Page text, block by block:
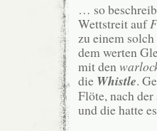
… so
Wettstreit auf
zu einem
dem werten
mit den
die Whistle.
Flöte, nach der
und die hatte